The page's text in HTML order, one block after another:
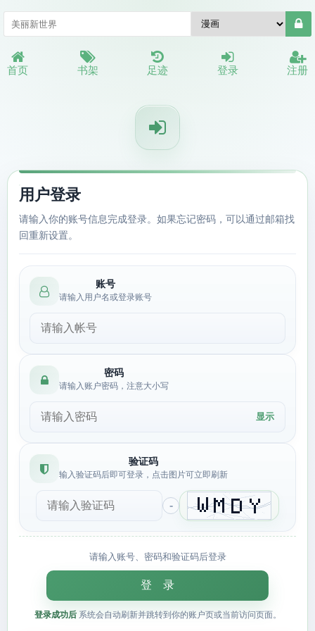
首页 书架 足迹 登录 注册
用户登录
请输入你的账号信息完成登录。如果忘记密码，可以通过邮箱找
回重新设置。
账号
请输入用户名或登录账号
密码
请输入账户密码，注意大小写
显示
验证码
输入验证码后即可登录，点击图片可立即刷新
请输入账号、密码和验证码后登录
登 录
登录成功后系统会自动刷新并跳转到你的账户页或当前访问页面。